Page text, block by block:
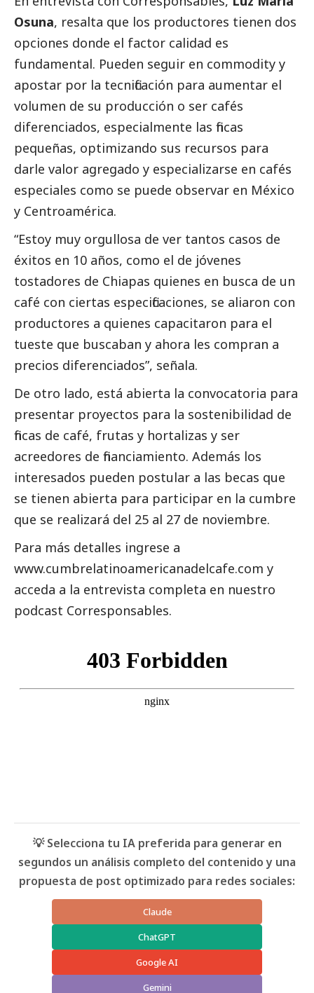
Osuna, resalta que los productores tienen dos
opciones donde el factor calidad es
fundamental. Pueden seguir en commodity y
apostar por la tecnificación para aumentar el
volumen de su producción o ser cafés
diferenciados, especialmente las fincas
pequeñas, optimizando sus recursos para
darle valor agregado y especializarse en cafés
especiales como se puede observar en México
y Centroamérica.
“Estoy muy orgullosa de ver tantos casos de
éxitos en 10 años, como el de jóvenes
tostadores de Chiapas quienes en busca de un
café con ciertas especificaciones, se aliaron con
productores a quienes capacitaron para el
tueste que buscaban y ahora les compran a
precios diferenciados”, señala.
De otro lado, está abierta la convocatoria para
presentar proyectos para la sostenibilidad de
fincas de café, frutas y hortalizas y ser
acreedores de financiamiento. Además los
interesados pueden postular a las becas que
se tienen abierta para participar en la cumbre
que se realizará del 25 al 27 de noviembre.
Para más detalles ingrese a
www.cumbrelatinoamericanadelcafe.com y
acceda a la entrevista completa en nuestro
podcast Corresponsables.
💡 Selecciona tu IA preferida para generar en
segundos un análisis completo del contenido y una
propuesta de post optimizado para redes sociales:
Claude
ChatGPT
Google AI
Gemini